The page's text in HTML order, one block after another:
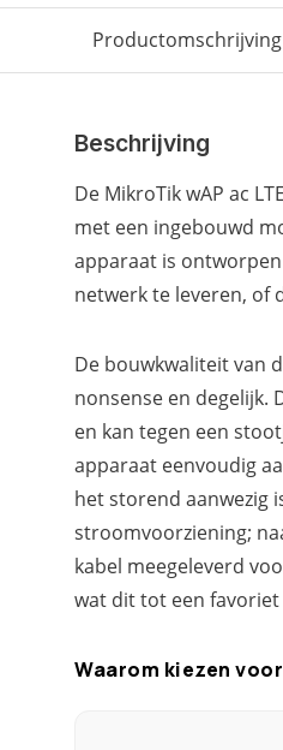
Productomschrijving
Beschrijving
De MikroTik wAP ac
met een ingebouwd
apparaat is
netwerk te leveren, of
De bouwkwaliteit van
nonsense en degelijk.
en kan tegen een
apparaat eenvoudig
het storend aanwezig
stroomvoorziening;
kabel meegeleverd
wat dit tot een
Waarom kiezen